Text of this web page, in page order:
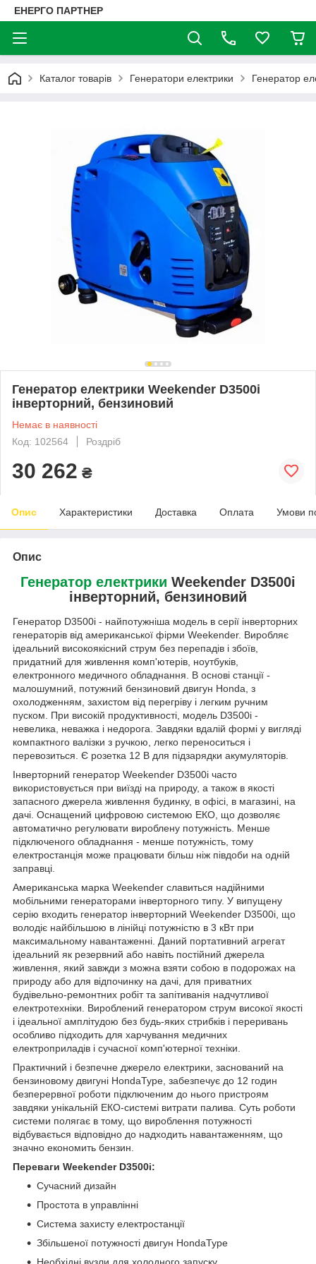
ЕНЕРГО ПАРТНЕР
Каталог товарів Генератори електрики Генератор
Генератор електрики Weekender D3500i
інверторний, бензиновий
Немає в наявності
Код: 102564
Роздріб
30 262 ₴
Опис Характеристики Доставка Оплата Умови
Опис
Генератор електрики Weekender D3500i
інверторний, бензиновий
Генератор D3500i - найпотужніша модель в серії інверторних
генераторів від американської фірми Weekender. Виробляє
ідеальний високоякісний струм без перепадів і збоїв,
придатний для живлення комп'ютерів, ноутбуків,
електронного медичного обладнання. В основі станції -
малошумний, потужний бензиновий двигун Honda, з
охолодженням, захистом від перегріву і легким ручним
пуском. При високій продуктивності, модель D3500i -
невелика, неважка і недорога. Завдяки вдалій формі у вигляді
компактного валізки з ручкою, легко переноситься і
перевозиться. Є розетка 12 В для підзарядки акумуляторів.
Інверторний генератор Weekender D3500i часто
використовується при виїзді на природу, а також в якості
запасного джерела живлення будинку, в офісі, в магазині, на
дачі. Оснащений цифровою системою ЕКО, що дозволяє
автоматично регулювати вироблену потужність. Менше
підключеного обладнання - менше потужність, тому
електростанція може працювати більш ніж півдоби на одній
заправці.
Американська марка Weekender славиться надійними
мобільними генераторами інверторного типу. У випущену
серію входить генератор інверторний Weekender D3500i, що
володіє найбільшою в лінійці потужністю в 3 кВт при
максимальному навантаженні. Даний портативний агрегат
ідеальний як резервний або навіть постійний джерела
живлення, який завжди з можна взяти собою в подорожах на
природу або для відпочинку на дачі, для приватних
будівельно-ремонтних робіт та запітиванія надчутливої
електротехніки. Вироблений генератором струм високої якості
і ідеальної амплітудою без будь-яких стрибків і переривань
особливо підходить для харчування медичних
електроприладів і сучасної комп'ютерної техніки.
Практичний і безпечне джерело електрики, заснований на
бензиновому двигуні HondaType, забезпечує до 12 годин
безперервної роботи підключеним до нього пристроям
завдяки унікальній ЕКО-системі витрати палива. Суть роботи
системи полягає в тому, що вироблення потужності
відбувається відповідно до надходить навантаженням, що
значно економить бензин.
Переваги Weekender D3500i:
Сучасний дизайн
Простота в управлінні
Система захисту електростанції
Збільшеної потужності двигун HondaType